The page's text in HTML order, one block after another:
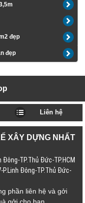
đẹp
đẹp
Liên hệ
XÂY DỰNG NHẤT
Đông-TP.Thủ Đức-TP.HCM
P.Linh Đông-TP.Thủ Đức-
phần liên hệ và gởi